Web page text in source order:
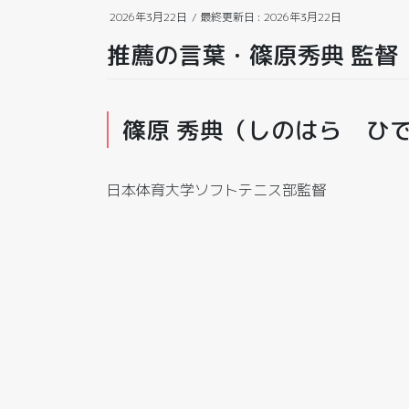
2026年3月22日 / 最終更新日 : 2026年3月22日
推薦の言葉・篠原秀典 監督
篠原 秀典（しのはら ひ
日本体育大学ソフトテニス部監督